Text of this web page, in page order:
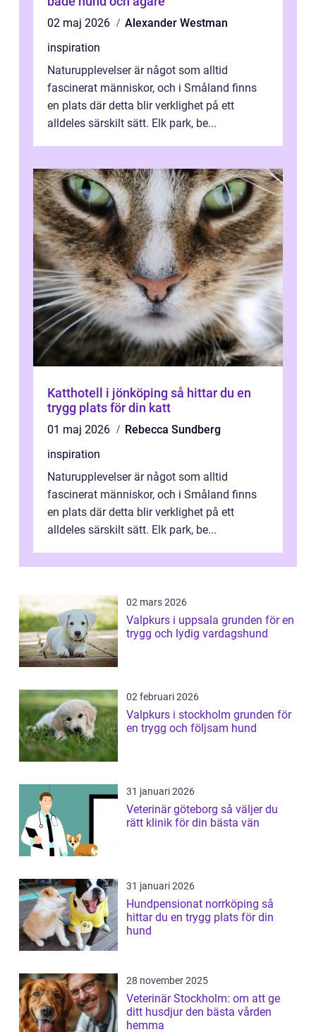
02 maj 2026
Alexander Westman
inspiration
Naturupplevelser är något som alltid
fascinerat människor, och i Småland finns
en plats där detta blir verklighet på ett
alldeles särskilt sätt. Elk park, be...
Katthotell i jönköping så hittar du en
trygg plats för din katt
01 maj 2026
Rebecca Sundberg
inspiration
Naturupplevelser är något som alltid
fascinerat människor, och i Småland finns
en plats där detta blir verklighet på ett
alldeles särskilt sätt. Elk park, be...
02 mars 2026
Valpkurs i uppsala grunden för en
trygg och lydig vardagshund
02 februari 2026
Valpkurs i stockholm grunden för
en trygg och följsam hund
31 januari 2026
Veterinär göteborg så väljer du
rätt klinik för din bästa vän
31 januari 2026
Hundpensionat norrköping så
hittar du en trygg plats för din
hund
28 november 2025
Veterinär Stockholm: om att ge
ditt husdjur den bästa vården
hemma